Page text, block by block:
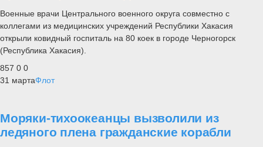
Военные врачи Центрального военного округа совместно с
коллегами из медицинских учреждений Республики Хакасия
открыли ковидный госпиталь на 80 коек в городе Черногорск
(Республика Хакасия).
857 0 0
31 мартаФлот
Моряки-тихоокеанцы вызволили из
ледяного плена гражданские корабли